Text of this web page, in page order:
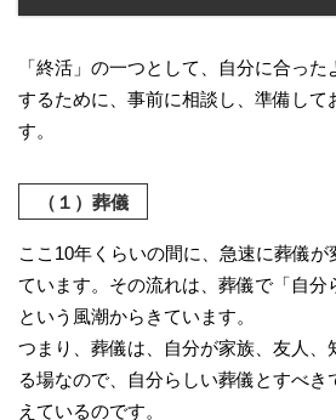
「終活」の一つとして、自分に合っ
するために、事前に相談し、準備して
す。
（１）葬儀
ここ10年くらいの間に、急速に葬儀が
ています。その流れは、葬儀で「自分
という風潮からきています。
つまり、葬儀は、自分が家族、友人、
る場なので、自分らしい葬儀とすべき
えているのです。